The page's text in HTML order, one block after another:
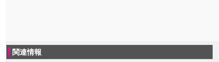
関連情報